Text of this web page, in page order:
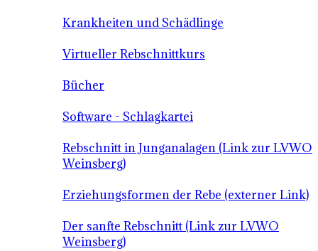
Krankheiten und Schädlinge
Virtueller Rebschnittkurs
Bücher
Software - Schlagkartei
Rebschnitt in Junganalagen (Link zur LVWO
Weinsberg)
Erziehungsformen der Rebe (externer Link)
Der sanfte Rebschnitt (Link zur LVWO
Weinsberg)